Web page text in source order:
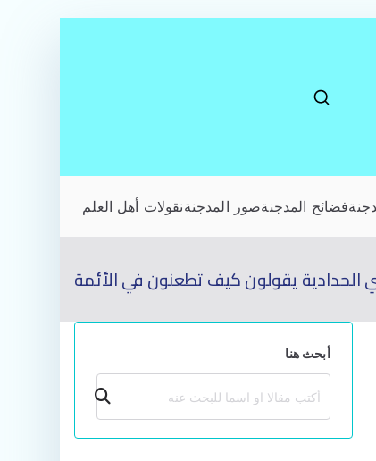
فضائح المدجنةصور المدجنةنقولات أهل العلم
الحدادية يقولون كيف تطعنون في الأئمة
أبحث هنا
بحث